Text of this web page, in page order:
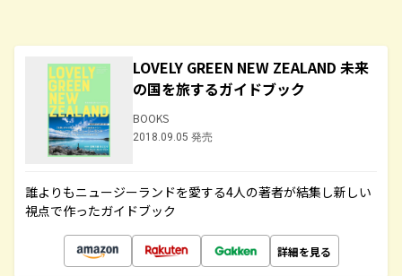
LOVELY GREEN NEW ZEALAND 未来
の国を旅するガイドブック
BOOKS
2018.09.05 発売
誰よりもニュージーランドを愛する4人の著者が結集し新しい
視点で作ったガイドブック
詳細を見る